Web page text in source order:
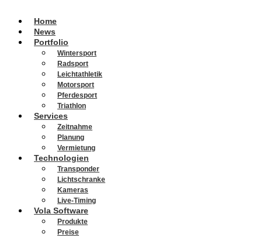
Home
News
Portfolio
Wintersport
Radsport
Leichtathletik
Motorsport
Pferdesport
Triathlon
Services
Zeitnahme
Planung
Vermietung
Technologien
Transponder
Lichtschranke
Kameras
Live-Timing
Vola Software
Produkte
Preise